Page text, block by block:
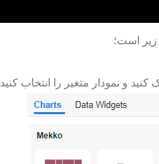
است؛
کنید و نمودار متغیر را انتخاب کنید